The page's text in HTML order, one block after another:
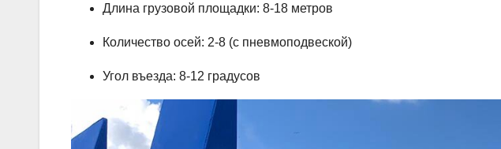
Длина грузовой площадки: 8-18 метров
Количество осей: 2-8 (с пневмоподвеской)
Угол въезда: 8-12 градусов